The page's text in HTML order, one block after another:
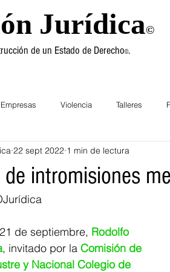
Jurídica©
de un Estado de Derecho©.
Empresas Violencia Talleres
Humanos Cursos
intromisiones
22 sept 2022 1 min de lectura
de septiembre, Rodolfo
, invitado por la Comisión de
y Nacional Colegio de